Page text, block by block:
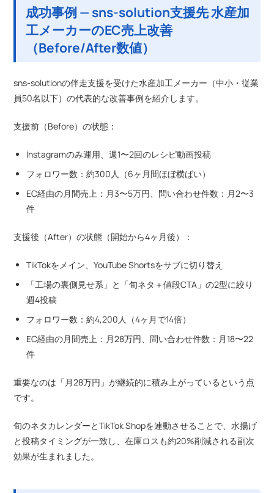
成功事例 — sns-solution支援先 水産加
工メーカーのEC売上改善
（Before/After数値）
sns-solutionの伴走支援を受けた水産加工メーカー（中小・従業
員50名以下）の代表的な改善事例を紹介します。
支援前（Before）の状態：
Instagramのみ運用、週1〜2回のレシピ動画投稿
フォロワー数：約300人（6ヶ月間ほぼ横ばい）
EC経由の月間売上：月3〜5万円、問い合わせ件数：月2〜3
件
支援後（After）の状態（開始から4ヶ月後）：
TikTokをメイン、YouTube Shortsをサブに切り替え
「工場の裏側見せ系」と「旬ネタ＋値段CTA」の2型に絞り
週4投稿
フォロワー数：約4,200人（4ヶ月で14倍）
EC経由の月間売上：月28万円、問い合わせ件数：月18〜22
件
重要なのは「月28万円」が継続的に積み上がっているという点
です。
旬のネタカレンダーとTikTok Shopを連動させることで、水揚げ
と投稿タイミングが一致し、在庫ロスも約20%削減される副次
効果が生まれました。